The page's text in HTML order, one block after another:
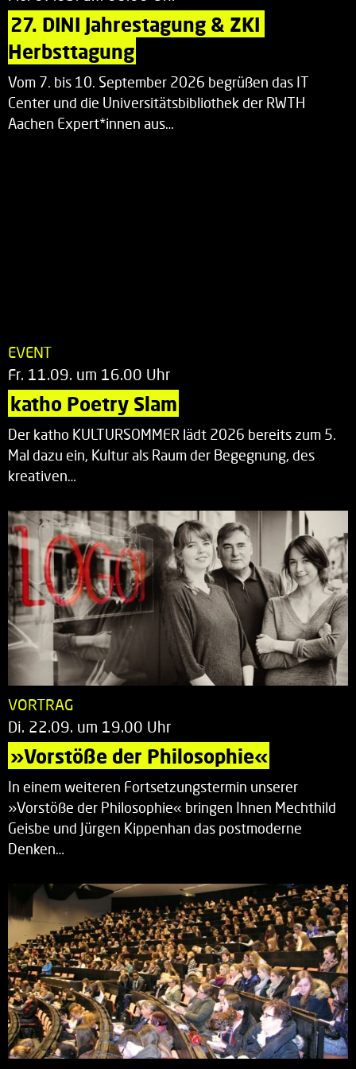
27. DINI Jahrestagung & ZKI
Herbsttagung
Vom 7. bis 10. September 2026 begrüßen das IT
Center und die Universitätsbibliothek der RWTH
Aachen Expert*innen aus…
EVENT
Fr. 11.09. um 16.00 Uhr
katho Poetry Slam
Der katho KULTURSOMMER lädt 2026 bereits zum 5.
Mal dazu ein, Kultur als Raum der Begegnung, des
kreativen…
VORTRAG
Di. 22.09. um 19.00 Uhr
»Vorstöße der Philosophie«
In einem weiteren Fortsetzungstermin unserer
»Vorstöße der Philosophie« bringen Ihnen Mechthild
Geisbe und Jürgen Kippenhan das postmoderne
Denken…